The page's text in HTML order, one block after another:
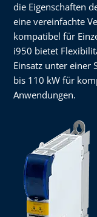
die Eigenschaften
eine vereinfachte
kompatibel für
i950 bietet
Einsatz unter einer
bis 110 kW für
Anwendungen.